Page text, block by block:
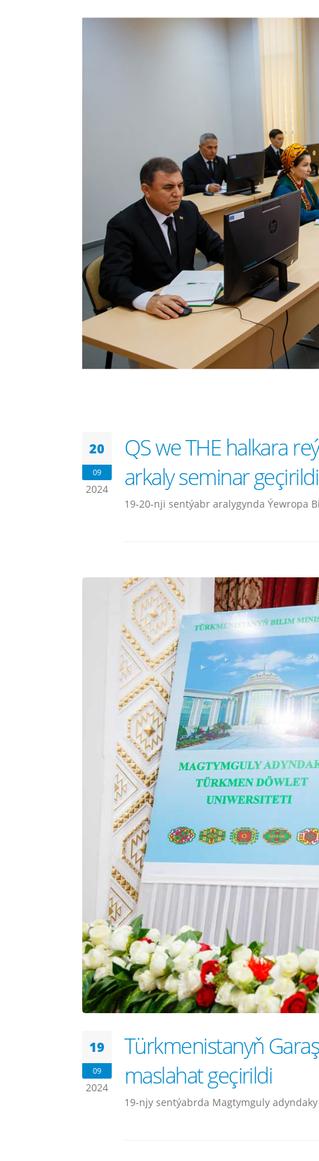
20
09
2024
QS we THE halkara
arkaly seminar geçirildi
19-20-nji sentýabr aralygynda Ýewropa
19
09
2024
Türkmenistanyň
maslahat geçirildi
19-njy sentýabrda Magtymguly